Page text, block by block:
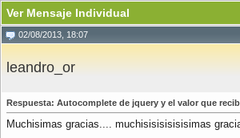
Ver Mensaje Individual
02/08/2013, 18:07
leandro_or
Respuesta: Autocomplete de jquery y el valor que
Muchisimas gracias.... muchisisisisisisimas